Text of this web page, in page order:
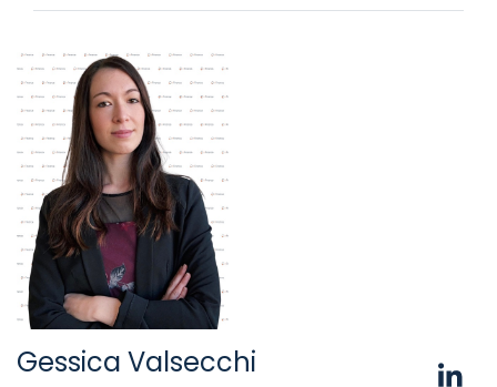
diintangible assets, in particolare dibrandegoodwillnel
occupa di crisi di impresa con particolare focus sugli
accordi di ristrutturazione del debito per la continuità
aziendale. È analyst di FSA, società specializzata nella
consulenza in finanza d’impresa. È co-autore del libro "Un
Forno e una Torta - L'analisi di bilancio per logica
gestionale", della collana inFinance -
Gessica Valsecchi